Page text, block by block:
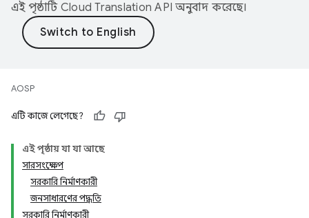
এই পৃষ্ঠাটি Cloud Translation API অনুবাদ করেছে।
AOSP
এটি কাজে লেগেছে?
এই পৃষ্ঠায় যা যা আছে
সারসংক্ষেপ
সরকারি নির্মাণকারী
জনসাধারণের পদ্ধতি
সরকারি নির্মাণকারী